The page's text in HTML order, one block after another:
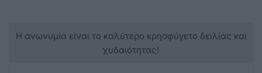
Η ανωνυμία είναι το καλύτερο κρησφύγετο δειλίας και
χυδαιότητας!